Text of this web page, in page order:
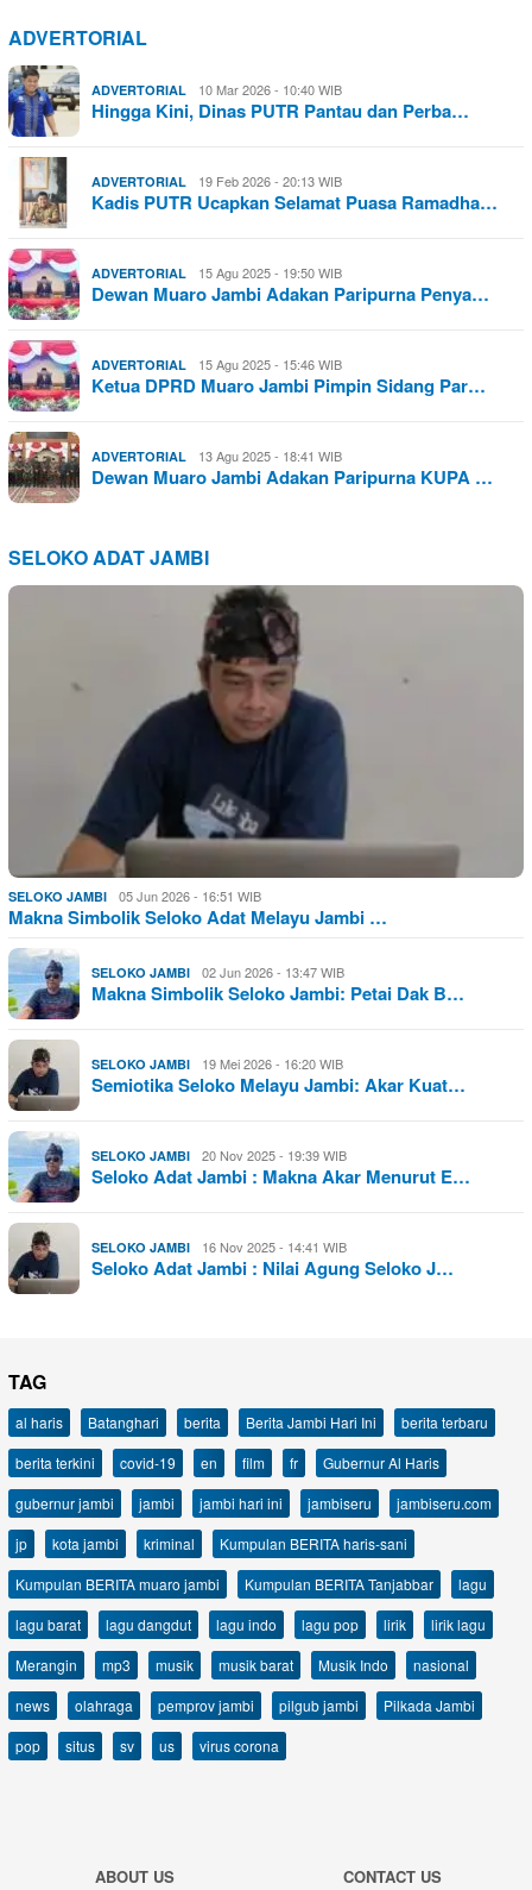
ADVERTORIAL
ADVERTORIAL 10 Mar 2026 - 10:40 WIB
Hingga Kini, Dinas PUTR Pantau dan Perba…
ADVERTORIAL 19 Feb 2026 - 20:13 WIB
Kadis PUTR Ucapkan Selamat Puasa Ramadha…
ADVERTORIAL 15 Agu 2025 - 19:50 WIB
Dewan Muaro Jambi Adakan Paripurna Penya…
ADVERTORIAL 15 Agu 2025 - 15:46 WIB
Ketua DPRD Muaro Jambi Pimpin Sidang Par…
ADVERTORIAL 13 Agu 2025 - 18:41 WIB
Dewan Muaro Jambi Adakan Paripurna KUPA …
SELOKO ADAT JAMBI
SELOKO JAMBI 05 Jun 2026 - 16:51 WIB
Makna Simbolik Seloko Adat Melayu Jambi …
SELOKO JAMBI 02 Jun 2026 - 13:47 WIB
Makna Simbolik Seloko Jambi: Petai Dak B…
SELOKO JAMBI 19 Mei 2026 - 16:20 WIB
Semiotika Seloko Melayu Jambi: Akar Kuat…
SELOKO JAMBI 20 Nov 2025 - 19:39 WIB
Seloko Adat Jambi : Makna Akar Menurut E…
SELOKO JAMBI 16 Nov 2025 - 14:41 WIB
Seloko Adat Jambi : Nilai Agung Seloko J…
TAG
al haris Batanghari berita Berita Jambi Hari Ini
berita terbaru
berita terkini
covid-19 en film fr
Gubernur Al Haris
gubernur jambi
jambi jambi hari ini jambiseru
jambiseru.com
jp
kota jambi kriminal
Kumpulan BERITA haris-sani
Kumpulan BERITA muaro jambi
Kumpulan BERITA Tanjabbar
lagu
lagu barat
lagu dangdut lagu indo lagu pop lirik
lirik lagu
Merangin
mp3 musik musik barat Musik Indo
nasional
news
olahraga pemprov jambi pilgub jambi
Pilkada Jambi
pop
situs sv us virus corona
ABOUT US CONTACT US